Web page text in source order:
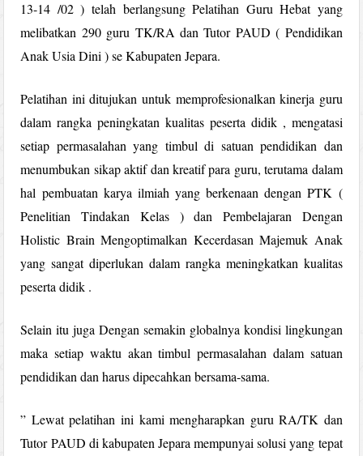
13-14 /02 ) telah berlangsung Pelatihan Guru Hebat yang
melibatkan 290 guru TK/RA dan Tutor PAUD ( Pendidikan
Anak Usia Dini ) se Kabupaten Jepara.
Pelatihan ini ditujukan untuk memprofesionalkan kinerja guru
dalam rangka peningkatan kualitas peserta didik , mengatasi
setiap permasalahan yang timbul di satuan pendidikan dan
menumbukan sikap aktif dan kreatif para guru, terutama dalam
hal pembuatan karya ilmiah yang berkenaan dengan PTK (
Penelitian Tindakan Kelas ) dan Pembelajaran Dengan
Holistic Brain Mengoptimalkan Kecerdasan Majemuk Anak
yang sangat diperlukan dalam rangka meningkatkan kualitas
peserta didik .
Selain itu juga Dengan semakin globalnya kondisi lingkungan
maka setiap waktu akan timbul permasalahan dalam satuan
pendidikan dan harus dipecahkan bersama-sama.
” Lewat pelatihan ini kami mengharapkan guru RA/TK dan
Tutor PAUD di kabupaten Jepara mempunyai solusi yang tepat